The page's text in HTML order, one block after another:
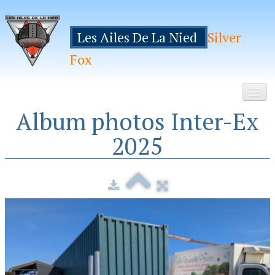
Les Ailes De La Nied
Silver
Fox
Accueil
Manifestations
Hebergements
Album photos Inter-Ex
2025